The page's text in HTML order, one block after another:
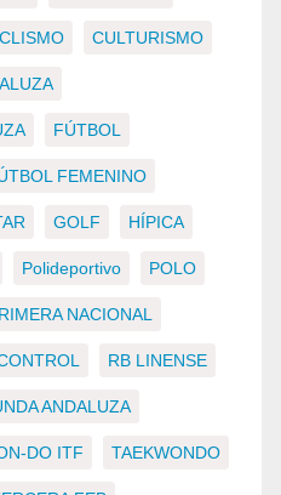
CULTURISMO
FÚTBOL
FEMENINO
GOLF HÍPICA
Polideportivo POLO
NACIONAL
RB LINENSE
ANDALUZA
DO ITF TAEKWONDO